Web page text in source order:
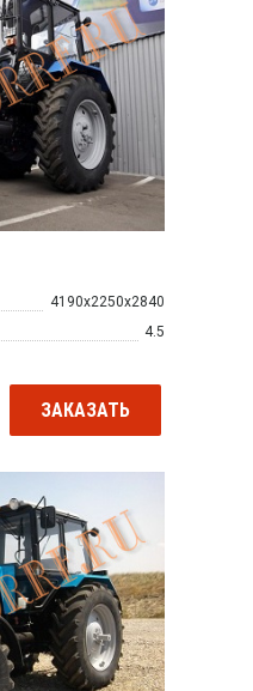
4190х2250х2840
4.5
ЗАКАЗАТЬ